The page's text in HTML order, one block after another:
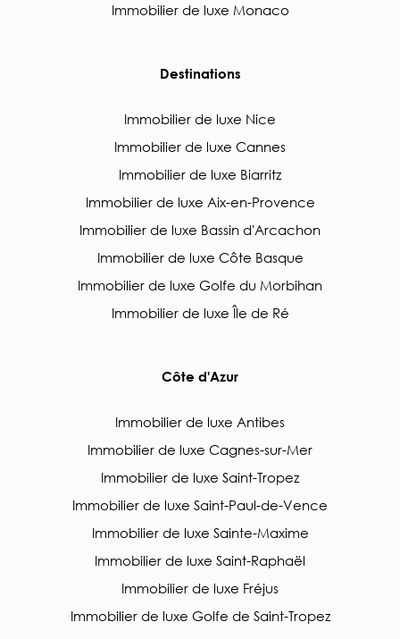
Immobilier de luxe Monaco
Destinations
Immobilier de luxe Nice
Immobilier de luxe Cannes
Immobilier de luxe Biarritz
Immobilier de luxe Aix-en-Provence
Immobilier de luxe Bassin d'Arcachon
Immobilier de luxe Côte Basque
Immobilier de luxe Golfe du Morbihan
Immobilier de luxe Île de Ré
Côte d'Azur
Immobilier de luxe Antibes
Immobilier de luxe Cagnes-sur-Mer
Immobilier de luxe Saint-Tropez
Immobilier de luxe Saint-Paul-de-Vence
Immobilier de luxe Sainte-Maxime
Immobilier de luxe Saint-Raphaël
Immobilier de luxe Fréjus
Immobilier de luxe Golfe de Saint-Tropez